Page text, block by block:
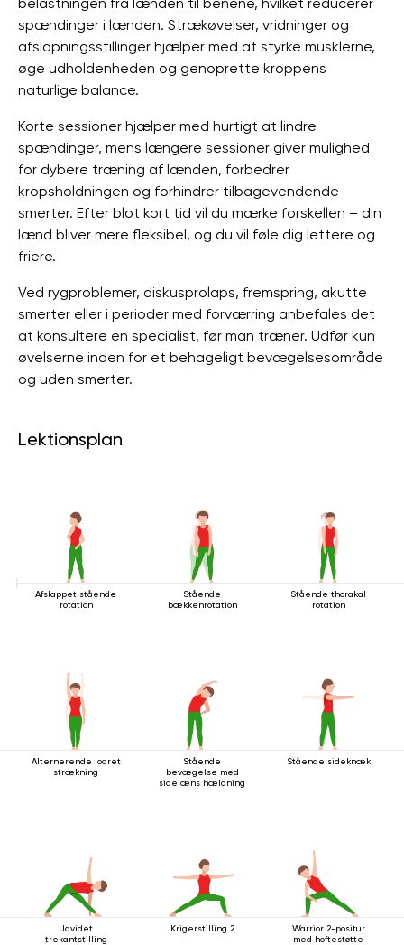
spændinger i lænden. Strækøvelser, vridninger og
afslapningsstillinger hjælper med at styrke musklerne,
øge udholdenheden og genoprette kroppens
naturlige balance.
Korte sessioner hjælper med hurtigt at lindre
spændinger, mens længere sessioner giver mulighed
for dybere træning af lænden, forbedrer
kropsholdningen og forhindrer tilbagevendende
smerter. Efter blot kort tid vil du mærke forskellen – din
lænd bliver mere fleksibel, og du vil føle dig lettere og
friere.
Ved rygproblemer, diskusprolaps, fremspring, akutte
smerter eller i perioder med forværring anbefales det
at konsultere en specialist, før man træner. Udfør kun
øvelserne inden for et behageligt bevægelsesområde
og uden smerter.
Lektionsplan
Afslappet stående
rotation
Stående
bækkenrotation
Stående thorakal
rotation
Alternerende lodret
strækning
Stående
bevægelse med
sidelæns hældning
Stående sideknæk
Udvidet
trekantstilling
Krigerstilling 2
Warrior 2-positur
med hoftestøtte